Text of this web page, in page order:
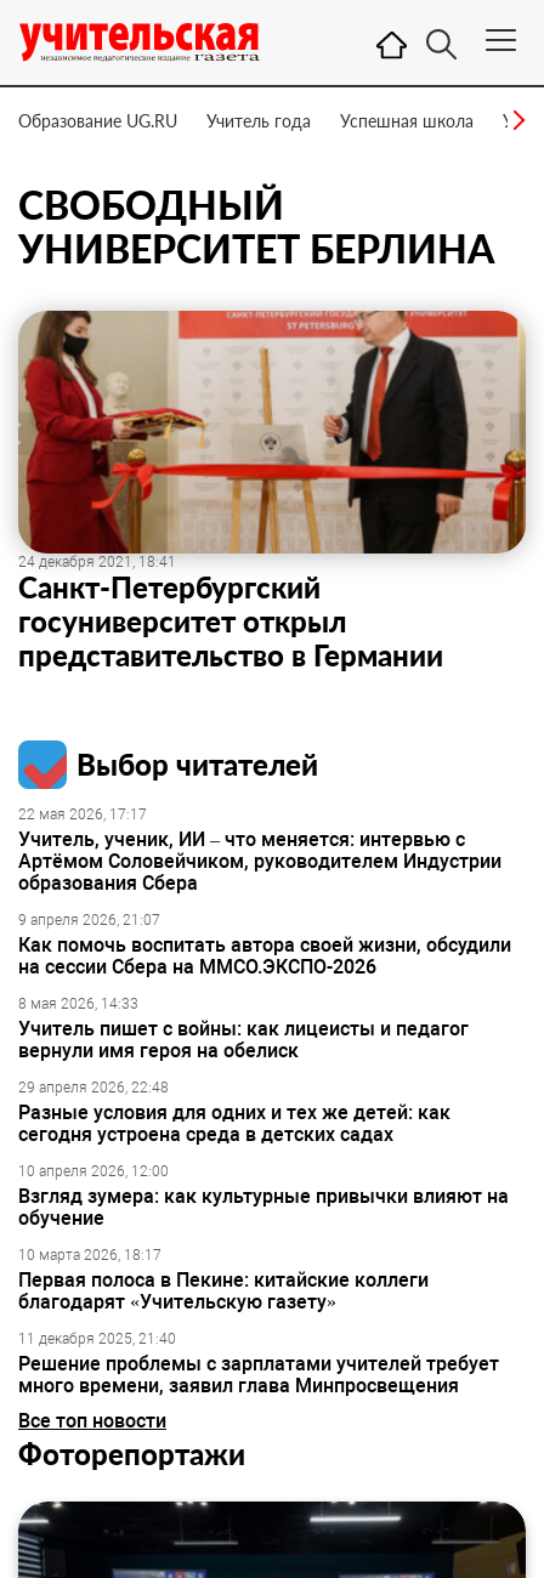
Образование UG.RU Учитель года Успешная школа
СВОБОДНЫЙ
УНИВЕРСИТЕТ БЕРЛИНА
24 декабря 2021, 18:41
Санкт-Петербургский
госуниверситет открыл
представительство в Германии
Выбор читателей
22 мая 2026, 17:17
Учитель, ученик, ИИ – что меняется: интервью с
Артёмом Соловейчиком, руководителем Индустрии
образования Сбера
9 апреля 2026, 21:07
Как помочь воспитать автора своей жизни, обсудили
на сессии Сбера на ММСО.ЭКСПО-2026
8 мая 2026, 14:33
Учитель пишет с войны: как лицеисты и педагог
вернули имя героя на обелиск
29 апреля 2026, 22:48
Разные условия для одних и тех же детей: как
сегодня устроена среда в детских садах
10 апреля 2026, 12:00
Взгляд зумера: как культурные привычки влияют на
обучение
10 марта 2026, 18:17
Первая полоса в Пекине: китайские коллеги
благодарят «Учительскую газету»
11 декабря 2025, 21:40
Решение проблемы с зарплатами учителей требует
много времени, заявил глава Минпросвещения
Все топ новости
Фоторепортажи